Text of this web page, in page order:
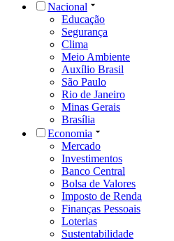
Nacional
Educação
Segurança
Clima
Meio Ambiente
Auxílio Brasil
São Paulo
Rio de Janeiro
Minas Gerais
Brasília
Economia
Mercado
Investimentos
Banco Central
Bolsa de Valores
Imposto de Renda
Finanças Pessoais
Loterias
Sustentabilidade